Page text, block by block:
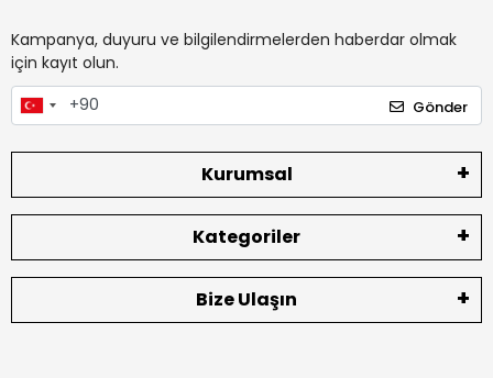
Kampanya, duyuru ve bilgilendirmelerden haberdar olmak
için kayıt olun.
Gönder
Kurumsal
Kategoriler
Bize Ulaşın